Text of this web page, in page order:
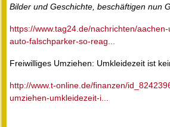
Bilder und Geschichte, beschäftigen nun
https://www.tag24.de/nachrichten/
auto-falschparker-so-reag...
Freiwilliges Umziehen: Umkleidezeit ist
http://www.t-online.de/finanzen/
umziehen-umkleidezeit-i...